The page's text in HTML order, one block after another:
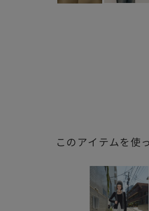
このアイテムを使